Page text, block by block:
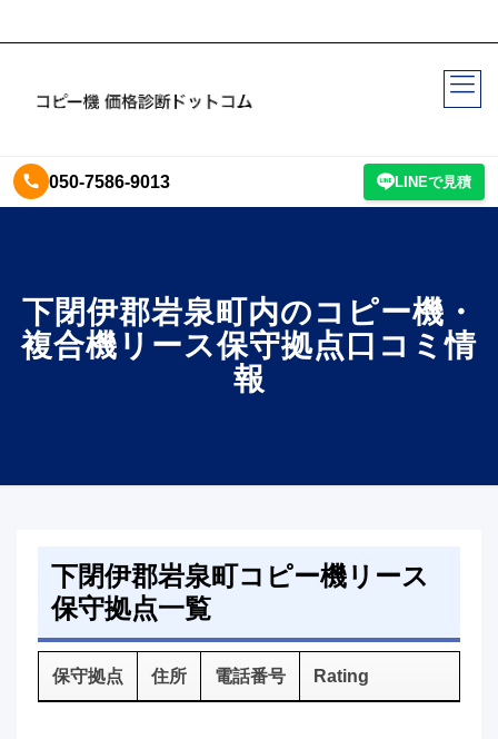
050-7586-9013 LINEで見積
下閉伊郡岩泉町内のコピー機・
複合機リース保守拠点口コミ情
報
下閉伊郡岩泉町コピー機リース
保守拠点一覧
保守拠点 住所 電話番号 Rating